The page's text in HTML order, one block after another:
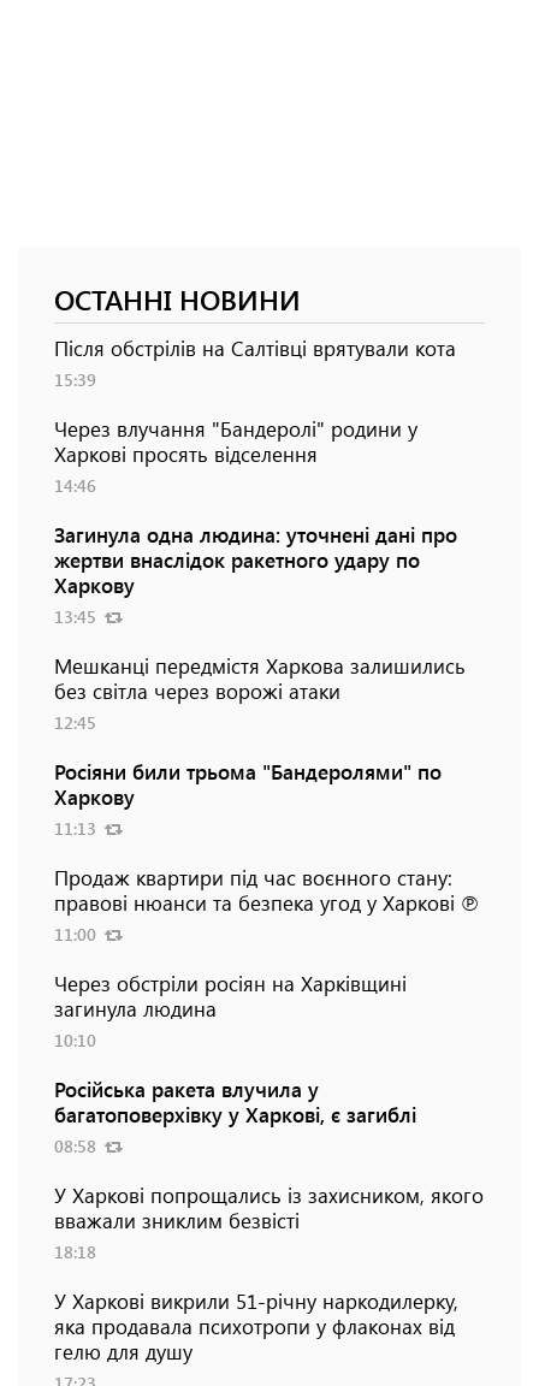
ОСТАННІ НОВИНИ
Після обстрілів на Салтівці врятували кота
15:39
Через влучання "Бандеролі" родини у
Харкові просять відселення
14:46
Загинула одна людина: уточнені дані про
жертви внаслідок ракетного удару по
Харкову
13:45
Мешканці передмістя Харкова залишились
без світла через ворожі атаки
12:45
Росіяни били трьома "Бандеролями" по
Харкову
11:13
Продаж квартири під час воєнного стану:
правові нюанси та безпека угод у Харкові ℗
11:00
Через обстріли росіян на Харківщині
загинула людина
10:10
Російська ракета влучила у
багатоповерхівку у Харкові, є загиблі
08:58
У Харкові попрощались із захисником, якого
вважали зниклим безвісті
18:18
У Харкові викрили 51-річну наркодилерку,
яка продавала психотропи у флаконах від
гелю для душу